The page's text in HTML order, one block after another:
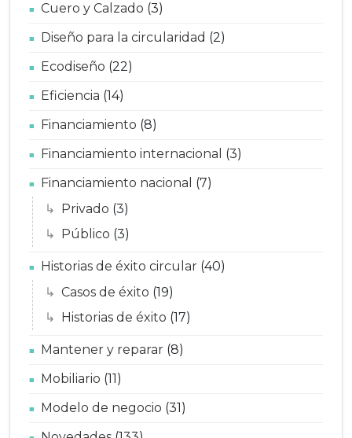
Cuero y Calzado (3)
Diseño para la circularidad (2)
Ecodiseño (22)
Eficiencia (14)
Financiamiento (8)
Financiamiento internacional (3)
Financiamiento nacional (7)
Privado (3)
Público (3)
Historias de éxito circular (40)
Casos de éxito (19)
Historias de éxito (17)
Mantener y reparar (8)
Mobiliario (11)
Modelo de negocio (31)